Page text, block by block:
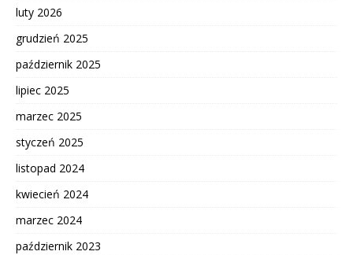
luty 2026
grudzień 2025
październik 2025
lipiec 2025
marzec 2025
styczeń 2025
listopad 2024
kwiecień 2024
marzec 2024
październik 2023